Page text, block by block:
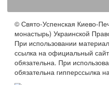
© Свято-Успенская Киево-
монастырь) Украинской
При использовании
ссылка на официальный
обязательна. При
обязательна гипперссылка